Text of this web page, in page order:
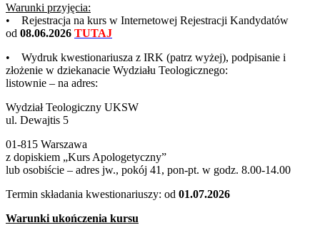
Warunki przyjęcia:
• Rejestracja na kurs w Internetowej Rejestracji Kandydatów
od 08.06.2026 TUTAJ
• Wydruk kwestionariusza z IRK (patrz wyżej), podpisanie i
złożenie w dziekanacie Wydziału Teologicznego:
listownie – na adres:
Wydział Teologiczny UKSW
ul. Dewajtis 5
01-815 Warszawa
z dopiskiem „Kurs Apologetyczny”
lub osobiście – adres jw., pokój 41, pon-pt. w godz. 8.00-14.00
Termin składania kwestionariuszy: od 01.07.2026
Warunki ukończenia kursu